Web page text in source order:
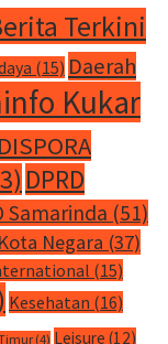
Terkini
(15) Daerah
Kukar
DISPORA
DPRD
Samarinda (51)
Negara (37)
(15)
Kesehatan (16)
(4) Leisure (12)